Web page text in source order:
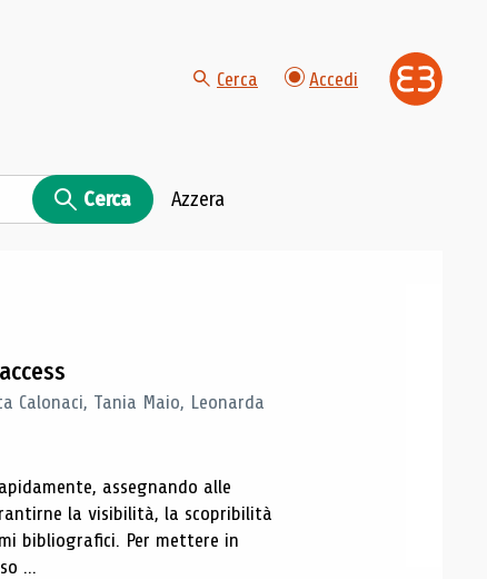
Cerca Accedi
Cerca Azzera
Calonaci, Tania Maio, Leonarda
assegnando alle
la visibilità, la scopribilità
bibliografici. Per mettere in
...